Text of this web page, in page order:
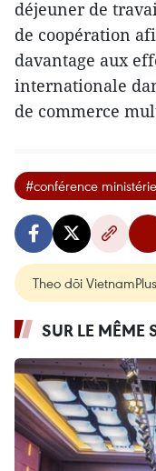
déjeuner de
de coopération
davantage aux
internationale
de commerce
#conférence
Theo dõi VietnamPlus
SUR LE MÊME